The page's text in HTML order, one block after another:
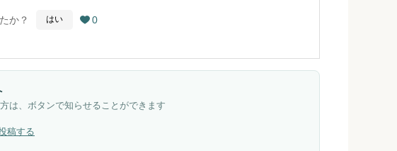
か？ はい  0
は、ボタンで知らせることができます
稿する